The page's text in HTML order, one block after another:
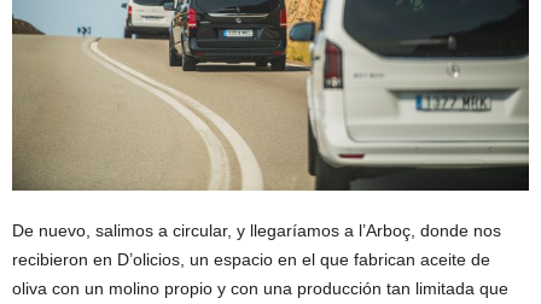
De nuevo, salimos a circular, y llegaríamos a l’Arboç, donde nos
recibieron en D’olicios, un espacio en el que fabrican aceite de
oliva con un molino propio y con una producción tan limitada que